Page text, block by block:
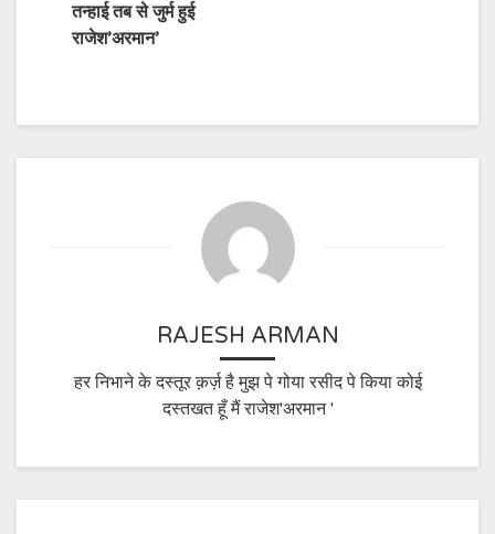
तन्हाई तब से जुर्म हुई
राजेश’अरमान’
RAJESH ARMAN
हर निभाने के दस्तूर क़र्ज़ है मुझ पे गोया रसीद पे किया कोई
दस्तखत हूँ मैं राजेश'अरमान '